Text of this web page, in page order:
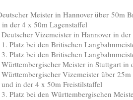
Meister in Hannover über 50m
x 50m Lagenstaffel
Vizemeister in Hannover in der 4
den Britischen
den Britischen
Meister in Stuttgart in
Vizemeister über 25m
4 x 50m Freistilstaffel
den Württembergischen